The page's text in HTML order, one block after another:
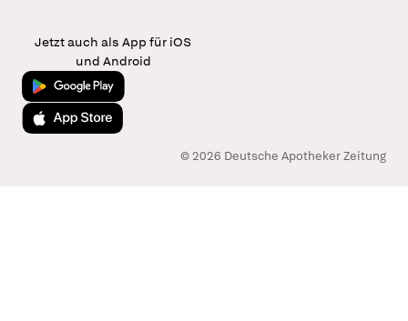
Jetzt auch als App für iOS
und Android
Jetzt bei Google Play
Laden im App Store
© 2026 Deutsche Apotheker Zeitung